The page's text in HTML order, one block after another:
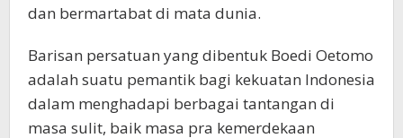
dan bermartabat di mata dunia.
Barisan persatuan yang dibentuk Boedi Oetomo
adalah suatu pemantik bagi kekuatan Indonesia
dalam menghadapi berbagai tantangan di
masa sulit, baik masa pra kemerdekaan